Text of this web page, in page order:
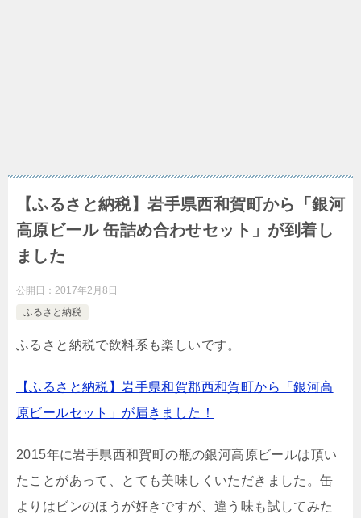
【ふるさと納税】岩手県西和賀町から「銀河
高原ビール 缶詰め合わせセット」が到着し
ました
公開日： 2017年2月8日
ふるさと納税
ふるさと納税で飲料系も楽しいです。
【ふるさと納税】岩手県和賀郡西和賀町から「銀河高
原ビールセット」が届きました！
2015年に岩手県西和賀町の瓶の銀河高原ビールは頂い
たことがあって、とても美味しくいただきました。缶
よりはビンのほうが好きですが、違う味も試してみた